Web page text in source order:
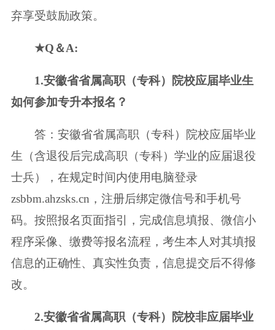
弃享受鼓励政策。
★Q＆A:
1.安徽省省属高职（专科）院校应届毕业生
如何参加专升本报名？
答：安徽省省属高职（专科）院校应届毕业
生（含退役后完成高职（专科）学业的应届退役
士兵），在规定时间内使用电脑登录
zsbbm.ahzsks.cn，注册后绑定微信号和手机号
码。按照报名页面指引，完成信息填报、微信小
程序采像、缴费等报名流程，考生本人对其填报
信息的正确性、真实性负责，信息提交后不得修
改。
2.安徽省省属高职（专科）院校非应届毕业